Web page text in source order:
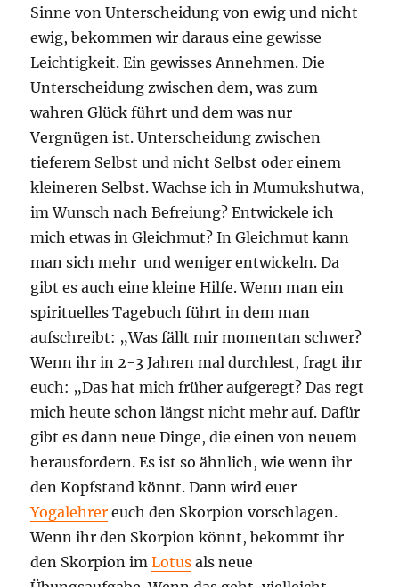
Sinne von Unterscheidung von ewig und nicht
ewig, bekommen wir daraus eine gewisse
Leichtigkeit. Ein gewisses Annehmen. Die
Unterscheidung zwischen dem, was zum
wahren Glück führt und dem was nur
Vergnügen ist. Unterscheidung zwischen
tieferem Selbst und nicht Selbst oder einem
kleineren Selbst. Wachse ich in Mumukshutwa,
im Wunsch nach Befreiung? Entwickele ich
mich etwas in Gleichmut? In Gleichmut kann
man sich mehr und weniger entwickeln. Da
gibt es auch eine kleine Hilfe. Wenn man ein
spirituelles Tagebuch führt in dem man
aufschreibt: „Was fällt mir momentan schwer?
Wenn ihr in 2-3 Jahren mal durchlest, fragt ihr
euch: „Das hat mich früher aufgeregt? Das regt
mich heute schon längst nicht mehr auf. Dafür
gibt es dann neue Dinge, die einen von neuem
herausfordern. Es ist so ähnlich, wie wenn ihr
den Kopfstand könnt. Dann wird euer
Yogalehrer euch den Skorpion vorschlagen.
Wenn ihr den Skorpion könnt, bekommt ihr
den Skorpion imLotus als neue